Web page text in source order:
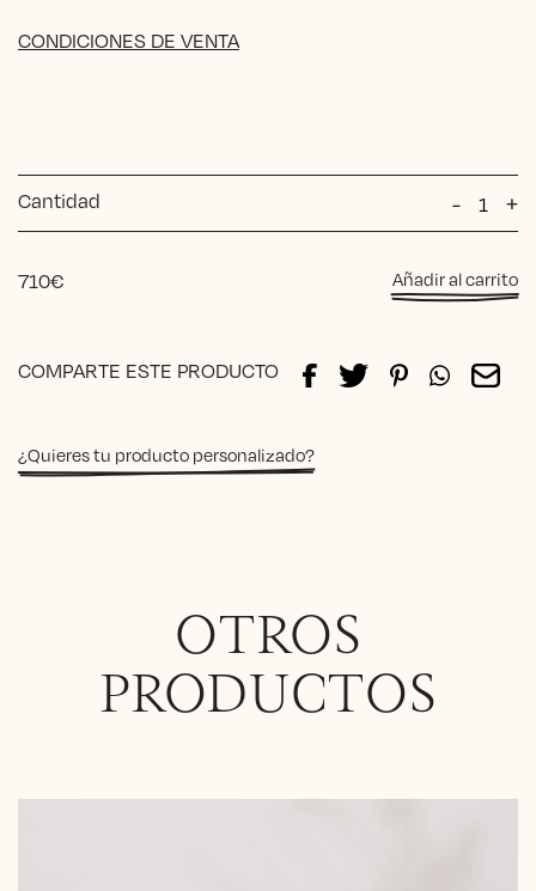
CONDICIONES DE VENTA
Cantidad -
Butaca
Laia
+
710€ Añadir al carrito
COMPARTE ESTE PRODUCTO
¿Quieres tu producto personalizado?
OTROS
PRODUCTOS